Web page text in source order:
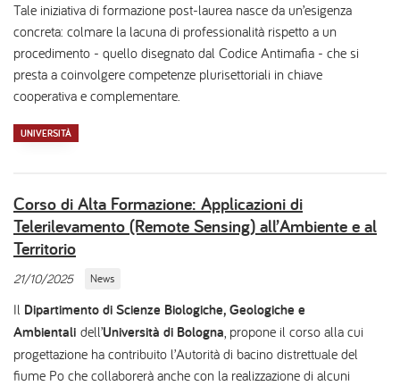
Tale iniziativa di formazione post-laurea nasce da un’esigenza
concreta: colmare la lacuna di professionalità rispetto a un
procedimento - quello disegnato dal Codice Antimafia - che si
presta a coinvolgere competenze plurisettoriali in chiave
cooperativa e complementare.
UNIVERSITÀ
Corso di Alta Formazione: Applicazioni di
Telerilevamento (Remote Sensing) all’Ambiente e al
Territorio
21/10/2025 News
Il Dipartimento di Scienze Biologiche, Geologiche e
Ambientali dell’Università di Bologna, propone il corso alla cui
progettazione ha contribuito l’Autorità di bacino distrettuale del
fiume Po che collaborerà anche con la realizzazione di alcuni